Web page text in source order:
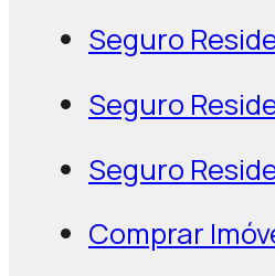
Seguro
Seguro
Seguro
Comprar